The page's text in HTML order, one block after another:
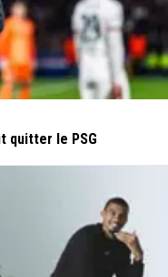
quitter le PSG